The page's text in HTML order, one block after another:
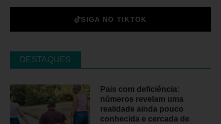
SIGA NO TIKTOK
DESTAQUES
Pais com deficiência:
números revelam uma
realidade ainda pouco
conhecida e cercada de